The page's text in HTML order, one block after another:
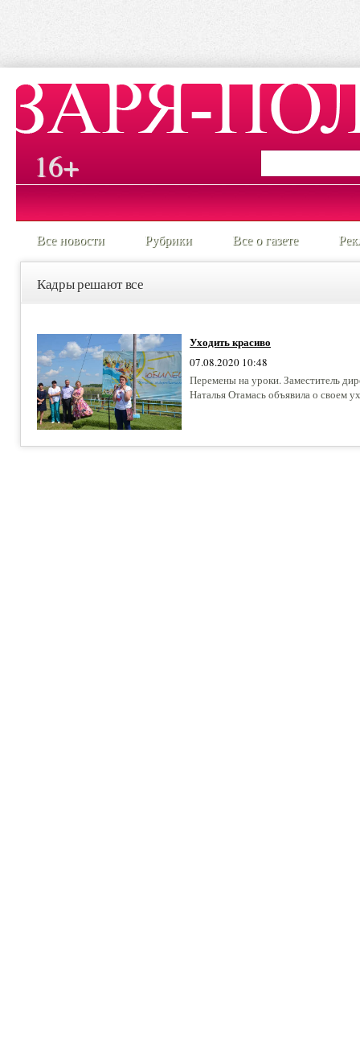
16+
Все новости Рубрики Все о газете
Кадры решают все
Уходить красиво
07.08.2020 10:48
Перемены на уроки. Заместитель
Наталья Отамась объявила о своем